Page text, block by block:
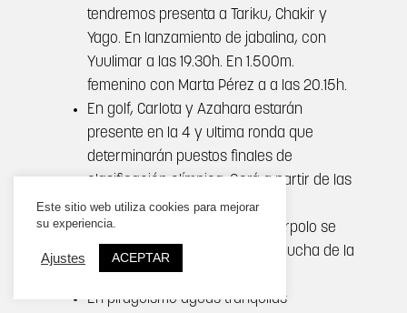
tendremos presenta a Tariku, Chakir y
Yago. En lanzamiento de jabalina, con
Yuulimar a las 19.30h. En 1.500m.
femenino con Marta Pérez a a las 20.15h.
En golf, Carlota y Azahara estarán
presente en la 4 y ultima ronda que
determinarán puestos finales de
clasificación olímpica. Será a partir de las
9.00h.
La selección femenina de waterpolo se
enfrentará con Australia por la lucha de la
medalla de Oro a las 15.35h.
En piragüismo aguas tranquilas
Este sitio web utiliza cookies para mejorar
su experiencia.
Ajustes ACEPTAR